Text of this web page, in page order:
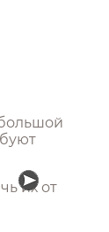
их от